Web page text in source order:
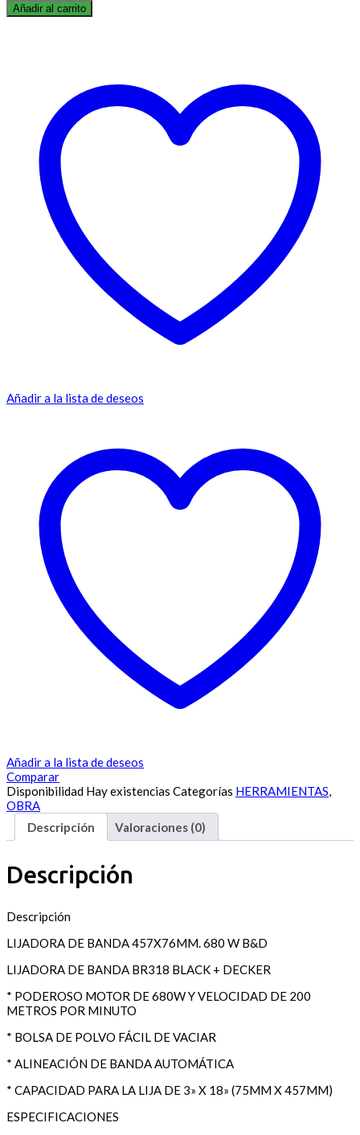
Añadir al carrito
Añadir a la lista de deseos
Añadir a la lista de deseos
Comparar
Disponibilidad Hay existencias Categorías HERRAMIENTAS,
OBRA
Descripción
Valoraciones (0)
Descripción
Descripción
LIJADORA DE BANDA 457X76MM. 680 W B&D
LIJADORA DE BANDA BR318 BLACK + DECKER
* PODEROSO MOTOR DE 680W Y VELOCIDAD DE 200
METROS POR MINUTO
* BOLSA DE POLVO FÁCIL DE VACIAR
* ALINEACIÓN DE BANDA AUTOMÁTICA
* CAPACIDAD PARA LA LIJA DE 3» X 18» (75MM X 457MM)
ESPECIFICACIONES